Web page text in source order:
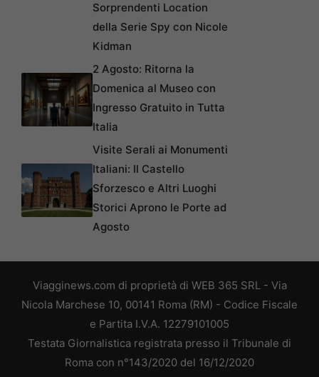
Sorprendenti Location
della Serie Spy con Nicole
Kidman
2 Agosto: Ritorna la
Domenica al Museo con
Ingresso Gratuito in Tutta
Italia
Visite Serali ai Monumenti
Italiani: Il Castello
Sforzesco e Altri Luoghi
Storici Aprono le Porte ad
Agosto
Viagginews.com di proprietà di WEB 365 SRL - Via
Nicola Marchese 10, 00141 Roma (RM) - Codice Fiscale
e Partita I.V.A. 12279101005
Testata Giornalistica registrata presso il Tribunale di
Roma con n°143/2020 del 16/12/2020